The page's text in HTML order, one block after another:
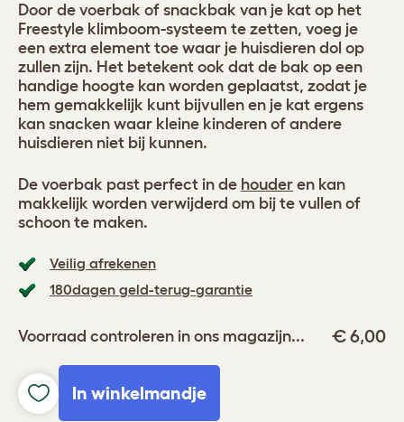
Veilig afrekenen
180dagen geld-terug-garantie
Voorraad controleren in ons magazijn... € 6,00
In winkelmandje
Door de voerbak of snackbak van je kat op het
Freestyle klimboom-systeem te zetten, voeg je
een extra element toe waar je huisdieren dol op
zullen zijn. Het betekent ook dat de bak op een
handige hoogte kan worden geplaatst, zodat je
hem gemakkelijk kunt bijvullen en je kat ergens
kan snacken waar kleine kinderen of andere
huisdieren niet bij kunnen.
De voerbak past perfect in de houder en kan
makkelijk worden verwijderd om bij te vullen of
schoon te maken.